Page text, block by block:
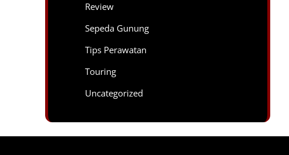
Review
Sepeda Gunung
Tips Perawatan
Touring
Uncategorized